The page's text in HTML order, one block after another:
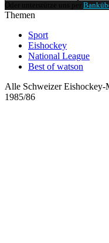
Oder unterstütze uns per
Themen
Sport
Eishockey
National League
Best of watson
Alle Schweizer Eishockey-
1985/86